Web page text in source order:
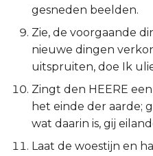
Jakobus
1 Petrus
1 Johannes
2 Johannes
gesneden beelden.
Zie, de voorgaande
nieuwe dingen
uitspruiten, doe Ik
Zingt den HEERE
het einde der aarde;
wat daarin is, gij
Laat de woestijn en